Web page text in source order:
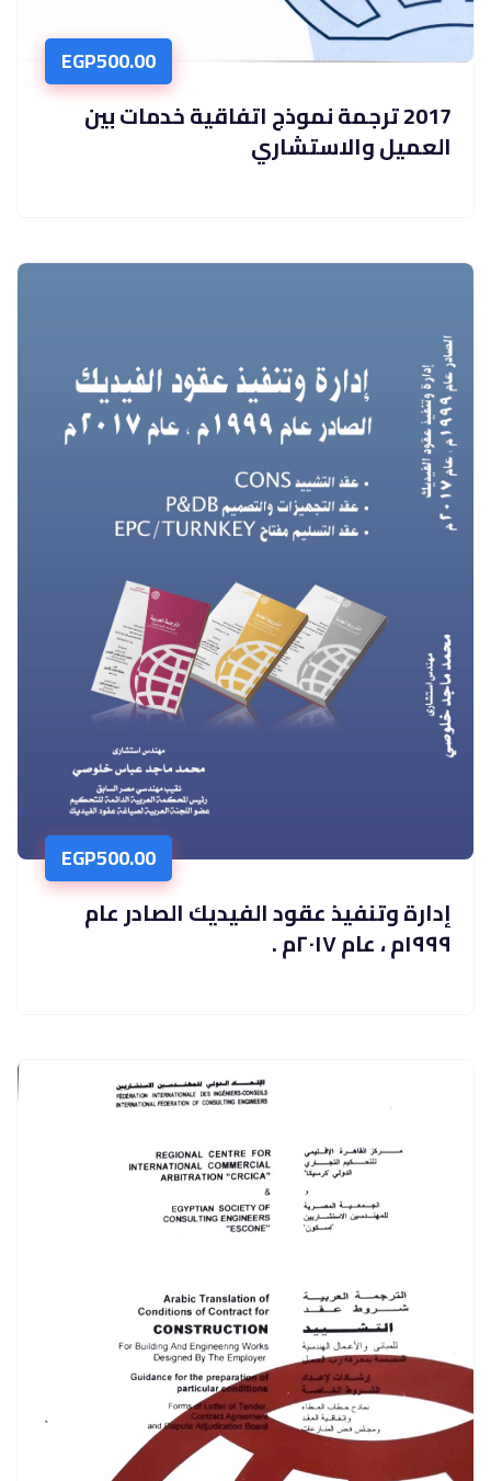
EGP500.00
2017 ترجمة نموذج اتفاقية خدمات بين
العميل والاستشاري
EGP500.00
إدارة وﺗﻨﻔﻴﺬ ﻋﻘﻮد اﻟﻔﻴﺪﻳﻚ اﻟﺼﺎدر ﻋﺎم
١٩٩٩م ، ﻋﺎم ٢٠١٧م .